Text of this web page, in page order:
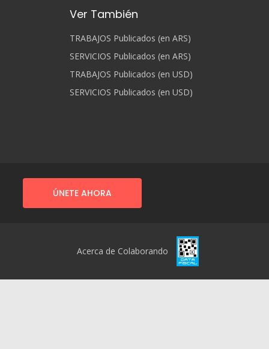
Ver También
TRABAJOS Publicados (en ARS)
SERVICIOS Publicados (en ARS)
TRABAJOS Publicados (en USD)
SERVICIOS Publicados (en USD)
ÚNETE AHORA
Acerca de Colaborando